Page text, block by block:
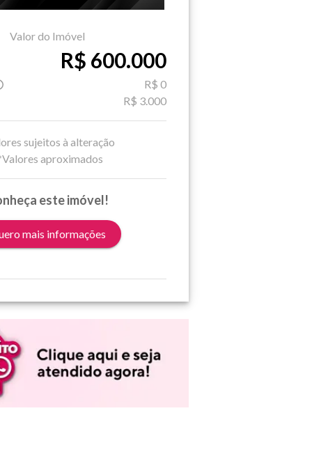
Valor do Imóvel
R$ 600.000
R$ 0
R$ 3.000
sujeitos à alteração
aproximados
este imóvel!
mais informações